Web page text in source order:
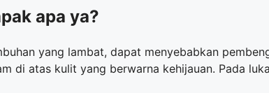
apa ya?
yang lambat, dapat menyebabkan
di atas kulit yang berwarna kehijauan. Pada